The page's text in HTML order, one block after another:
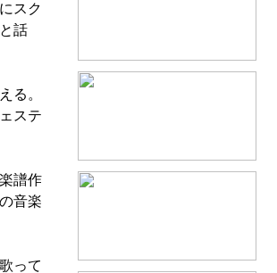
スク
話
る。
ステ
譜作
音楽
って